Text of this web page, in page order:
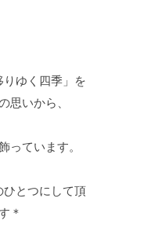
りゆく四季」を
思いから、
っています。
ひとつにして頂
＊